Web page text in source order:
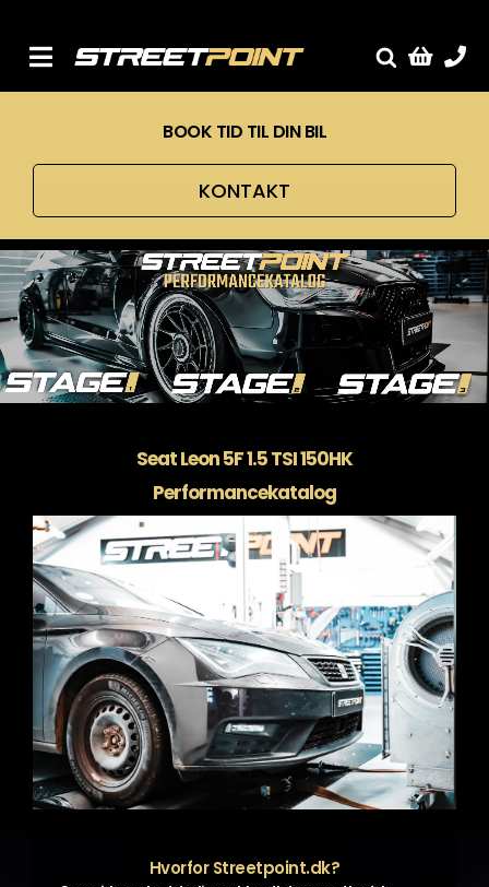
content
Toggle
Sænkning
Tuning
Ventilrens
Værksted
BOOK TID TIL DIN BIL
KONTAKT
Seat Leon 5F1.5 TSI 150HK
Performancekatalog
Hvorfor Streetpoint.dk?